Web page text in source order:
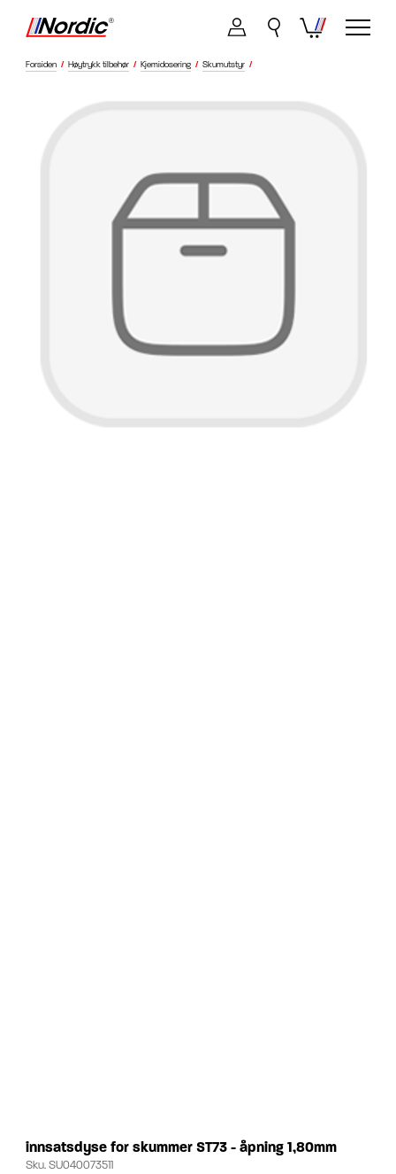
Forsiden / Høytrykk tilbehør / Kjemidosering / Skumutstyr /
innsatsdyse for skummer ST73 - åpning 1,80mm
Sku.SU040073511